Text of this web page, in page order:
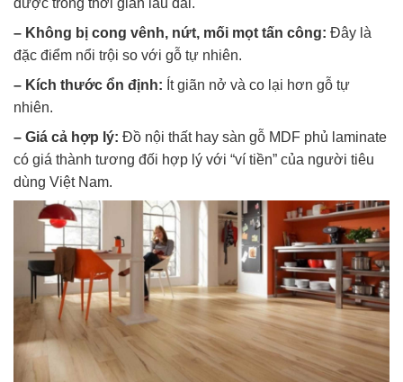
– Không bị cong vênh, nứt, mối mọt tấn công: Đây là
đặc điểm nổi trội so với gỗ tự nhiên.
– Kích thước ổn định: Ít giãn nở và co lại hơn gỗ tự
nhiên.
– Giá cả hợp lý: Đồ nội thất hay sàn gỗ MDF phủ laminate
có giá thành tương đối hợp lý với “ví tiền” của người tiêu
dùng Việt Nam.